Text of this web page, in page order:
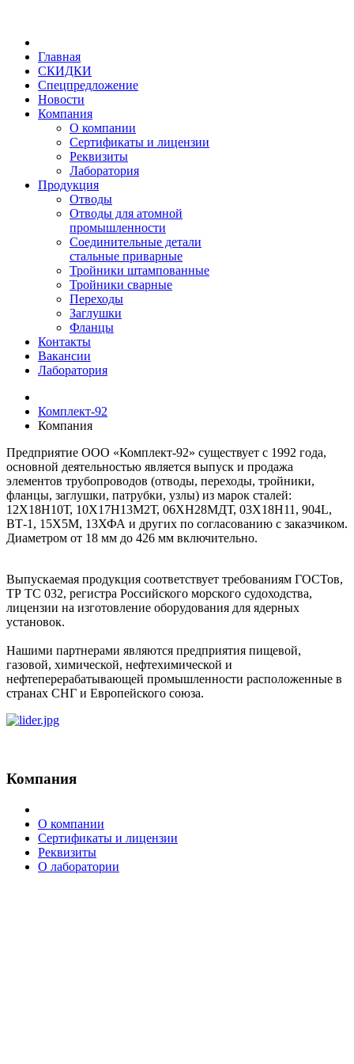
Главная
СКИДКИ
Спецпредложение
Новости
Компания
О компании
Сертификаты и лицензии
Реквизиты
Лаборатория
Продукция
Отводы
Отводы для атомной
промышленности
Соединительные детали
стальные приварные
Тройники штампованные
Тройники сварные
Переходы
Заглушки
Фланцы
Контакты
Вакансии
Лаборатория
Комплект-92
Компания
Предприятие ООО «Комплект-92» существует с 1992 года,
основной деятельностью является выпуск и продажа
элементов трубопроводов (отводы, переходы, тройники,
фланцы, заглушки, патрубки, узлы) из марок сталей:
12Х18Н10Т, 10Х17Н13М2Т, 06ХН28МДТ, 03Х18Н11, 904L,
ВТ-1, 15Х5М, 13ХФА и других по согласованию с заказчиком.
Диаметром от 18 мм до 426 мм включительно.
Выпускаемая продукция соответствует требованиям ГОСТов,
ТР ТС 032, регистра Российского морского судоходства,
лицензии на изготовление оборудования для ядерных
установок.
Нашими партнерами являются предприятия пищевой,
газовой, химической, нефтехимической и
нефтеперерабатывающей промышленности расположенные в
странах СНГ и Европейского союза.
Компания
О компании
Сертификаты и лицензии
Реквизиты
О лаборатории